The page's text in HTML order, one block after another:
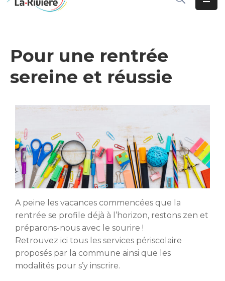
Contact
Contact
Pour une rentrée
sereine et réussie
A peine les vacances commencées que la
rentrée se profile déjà à l’horizon, restons zen et
préparons-nous avec le sourire !
Retrouvez ici tous les services périscolaire
proposés par la commune ainsi que les
modalités pour s’y inscrire.